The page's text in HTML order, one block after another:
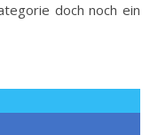
doch noch ein